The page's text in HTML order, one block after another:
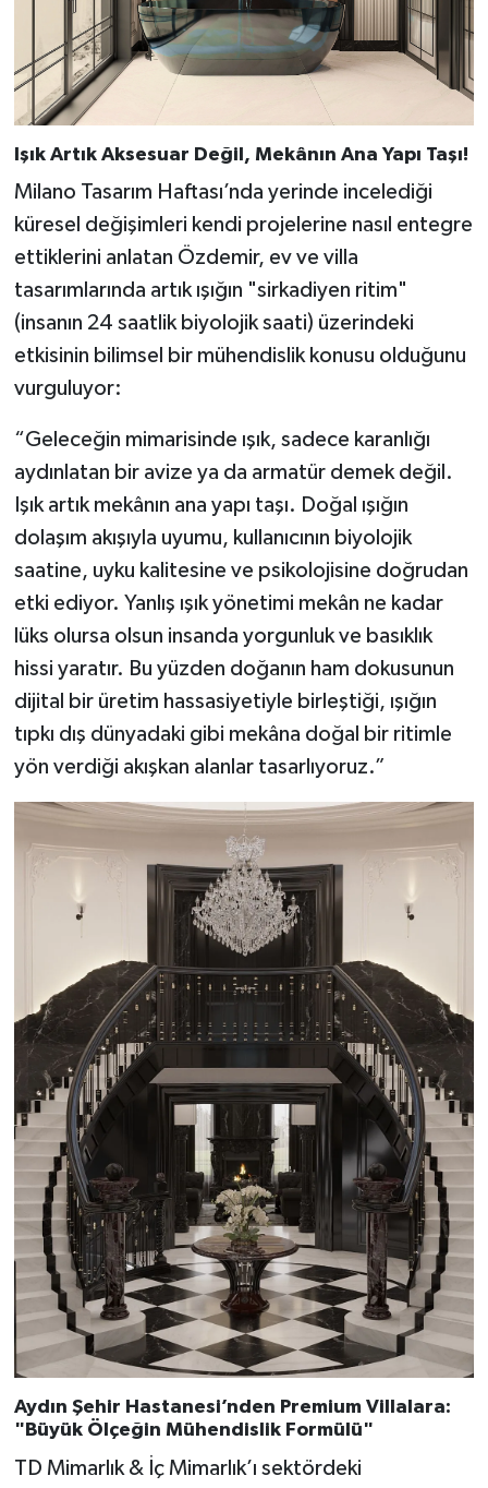
Işık Artık Aksesuar Değil, Mekânın Ana Yapı Taşı!
Milano Tasarım Haftası’nda yerinde incelediği
küresel değişimleri kendi projelerine nasıl entegre
ettiklerini anlatan Özdemir, ev ve villa
tasarımlarında artık ışığın "sirkadiyen ritim"
(insanın 24 saatlik biyolojik saati) üzerindeki
etkisinin bilimsel bir mühendislik konusu olduğunu
vurguluyor:
“Geleceğin mimarisinde ışık, sadece karanlığı
aydınlatan bir avize ya da armatür demek değil.
Işık artık mekânın ana yapı taşı. Doğal ışığın
dolaşım akışıyla uyumu, kullanıcının biyolojik
saatine, uyku kalitesine ve psikolojisine doğrudan
etki ediyor. Yanlış ışık yönetimi mekân ne kadar
lüks olursa olsun insanda yorgunluk ve basıklık
hissi yaratır. Bu yüzden doğanın ham dokusunun
dijital bir üretim hassasiyetiyle birleştiği, ışığın
tıpkı dış dünyadaki gibi mekâna doğal bir ritimle
yön verdiği akışkan alanlar tasarlıyoruz.”
Aydın Şehir Hastanesi’nden Premium Villalara:
"Büyük Ölçeğin Mühendislik Formülü"
TD Mimarlık & İç Mimarlık’ı sektördeki